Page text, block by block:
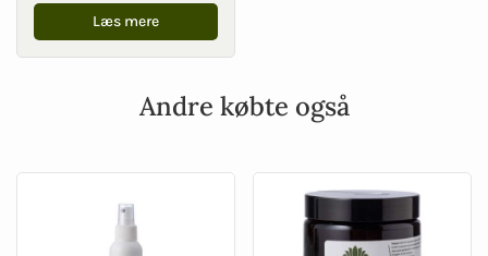
Læs mere
Andre købte også